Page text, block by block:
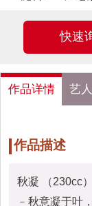
快速
作品详情 艺
作品描述
秋凝 （230cc）
﹣秋意凝于叶